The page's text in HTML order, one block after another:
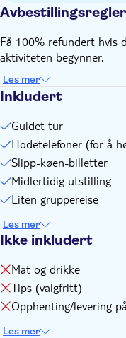
Avbestillingsregler
Få 100% refundert hvis
aktiviteten begynner.
Les mer
Inkludert
Guidet tur
Hodetelefoner (for å
Slipp-køen-billetter
Midlertidig utstilling
Liten gruppereise
Les mer
Ikke inkludert
Mat og drikke
Tips (valgfritt)
Opphenting/levering
Les mer